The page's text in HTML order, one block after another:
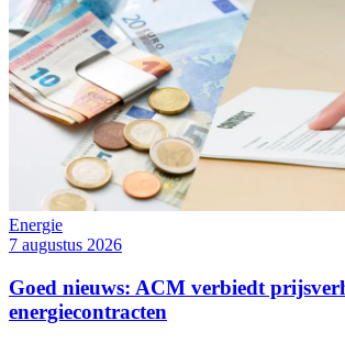
Energie
7 augustus 2026
Goed nieuws: ACM verbiedt
energiecontracten